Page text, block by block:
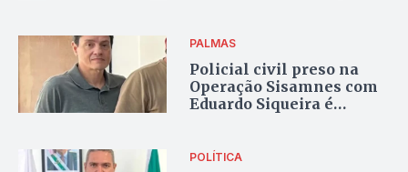
PALMAS
Policial civil preso na
Operação Sisamnes com
Eduardo Siqueira é
POLÍTICA